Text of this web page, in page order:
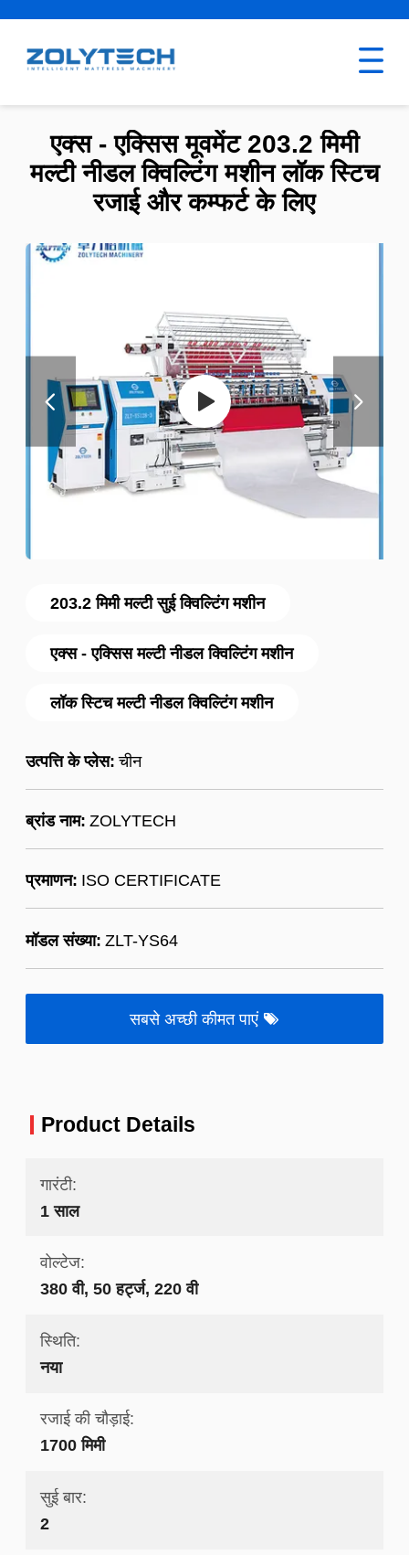
203.2 मिमी मल्टी सुई क्विल्टिंग मशीन
एक्स - एक्सिस मल्टी नीडल क्विल्टिंग मशीन
लॉक स्टिच मल्टी नीडल क्विल्टिंग मशीन
उत्पत्ति के प्लेस: चीन
ब्रांड नाम: ZOLYTECH
प्रमाणन: ISO CERTIFICATE
मॉडल संख्या: ZLT-YS64
सबसे अच्छी कीमत पाएं
एक्स - एक्सिस मूवमेंट 203.2 मिमी
मल्टी नीडल क्विल्टिंग मशीन लॉक स्टिच
रजाई और कम्फर्ट के लिए
Product Details
गारंटी:
1 साल
वोल्टेज:
380 वी, 50 हर्ट्ज, 220 वी
स्थिति:
नया
रजाई की चौड़ाई:
1700 मिमी
सुई बार:
2